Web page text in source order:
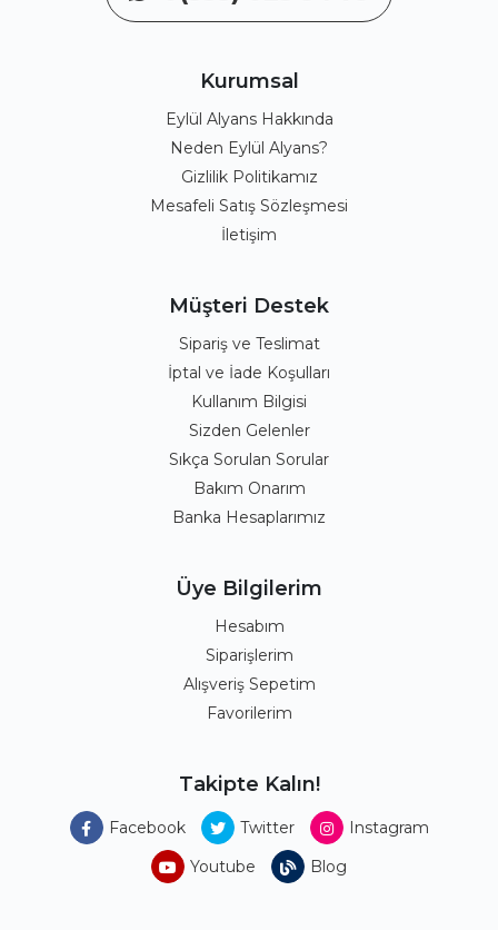
Kurumsal
Eylül Alyans Hakkında
Neden Eylül Alyans?
Gizlilik Politikamız
Mesafeli Satış Sözleşmesi
İletişim
Müşteri Destek
Sipariş ve Teslimat
İptal ve İade Koşulları
Kullanım Bilgisi
Sizden Gelenler
Sıkça Sorulan Sorular
Bakım Onarım
Banka Hesaplarımız
Üye Bilgilerim
Hesabım
Siparişlerim
Alışveriş Sepetim
Favorilerim
Takipte Kalın!
Facebook Twitter
Instagram
Youtube
Blog